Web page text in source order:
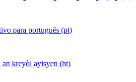
para português (pt)
an kreyòl ayisyen (ht)